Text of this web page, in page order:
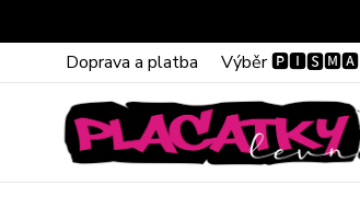
Doprava a platba Výběr 🅿🅸🆂🅼🅰